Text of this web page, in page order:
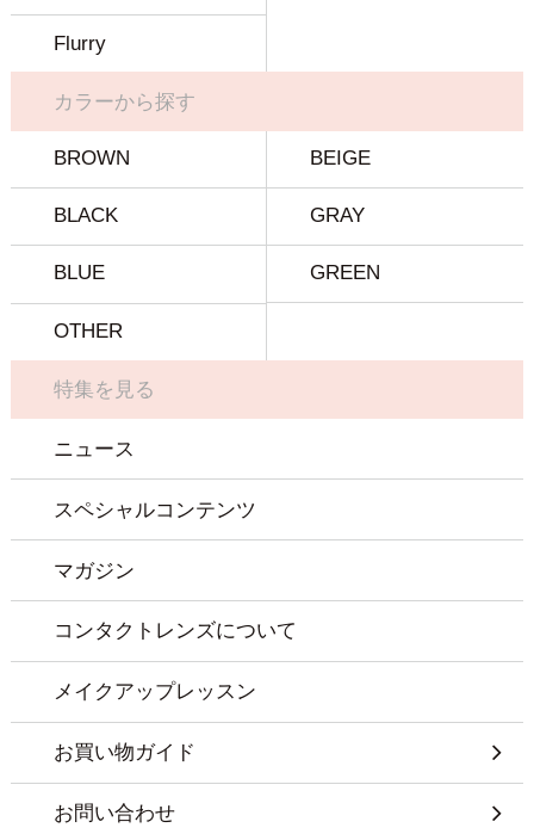
Flurry
カラーから探す
BROWN BEIGE
BLACK GRAY
BLUE GREEN
OTHER
特集を見る
ニュース
スペシャルコンテンツ
マガジン
コンタクトレンズについて
メイクアップレッスン
お買い物ガイド
お問い合わせ